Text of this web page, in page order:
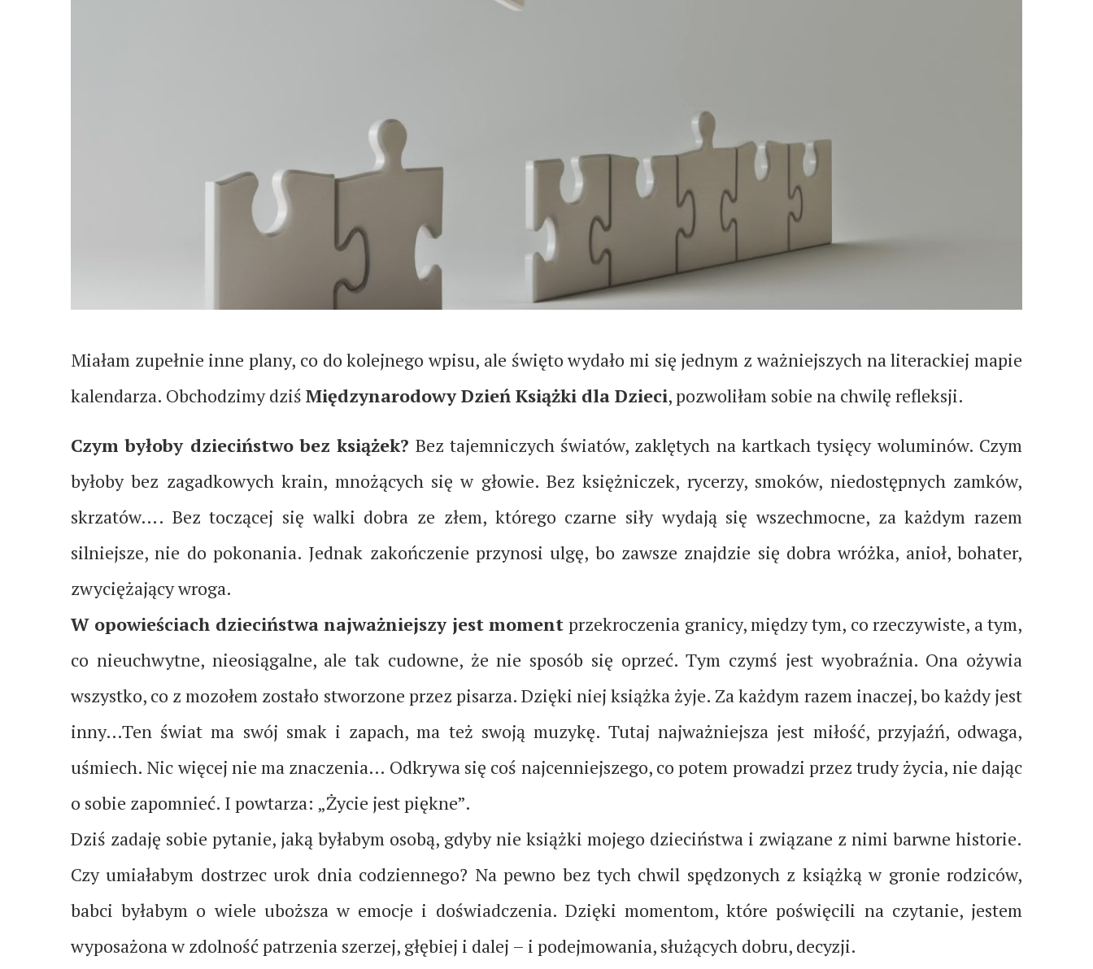
Miałam zupełnie inne plany, co do kolejnego wpisu, ale święto wydało mi się jednym z ważniejszych na literackiej mapie
kalendarza. Obchodzimy dziś Międzynarodowy Dzień Książki dla Dzieci, pozwoliłam sobie na chwilę refleksji.
Czym byłoby dzieciństwo bez książek? Bez tajemniczych światów, zaklętych na kartkach tysięcy woluminów. Czym
byłoby bez zagadkowych krain, mnożących się w głowie. Bez księżniczek, rycerzy, smoków, niedostępnych zamków,
skrzatów…. Bez toczącej się walki dobra ze złem, którego czarne siły wydają się wszechmocne, za każdym razem
silniejsze, nie do pokonania. Jednak zakończenie przynosi ulgę, bo zawsze znajdzie się dobra wróżka, anioł, bohater,
zwyciężający wroga.
W opowieściach dzieciństwa najważniejszy jest momentprzekroczenia granicy, między tym, co rzeczywiste, a tym,
co nieuchwytne, nieosiągalne, ale tak cudowne, że nie sposób się oprzeć. Tym czymś jest wyobraźnia. Ona ożywia
wszystko, co z mozołem zostało stworzone przez pisarza. Dzięki niej książka żyje. Za każdym razem inaczej, bo każdy jest
inny…Ten świat ma swój smak i zapach, ma też swoją muzykę. Tutaj najważniejsza jest miłość, przyjaźń, odwaga,
uśmiech. Nic więcej nie ma znaczenia… Odkrywa się coś najcenniejszego, co potem prowadzi przez trudy życia, nie dając
o sobie zapomnieć. I powtarza: „Życie jest piękne”.
Dziś zadaję sobie pytanie, jaką byłabym osobą, gdyby nie książki mojego dzieciństwa i związane z nimi barwne historie.
Czy umiałabym dostrzec urok dnia codziennego? Na pewno bez tych chwil spędzonych z książką w gronie rodziców,
babci byłabym o wiele uboższa w emocje i doświadczenia. Dzięki momentom, które poświęcili na czytanie, jestem
wyposażona w zdolność patrzenia szerzej, głębiej i dalej – i podejmowania, służących dobru, decyzji.